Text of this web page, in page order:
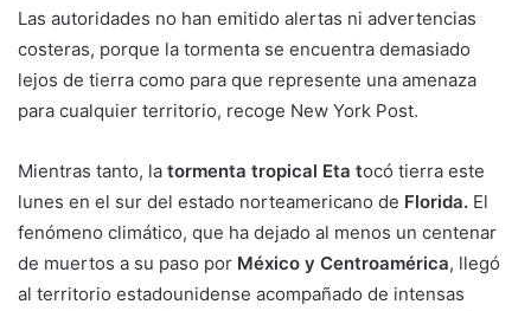
Las autoridades no han emitido alertas ni advertencias
costeras, porque la tormenta se encuentra demasiado
lejos de tierra como para que represente una amenaza
para cualquier territorio, recoge New York Post.
Mientras tanto, la tormenta tropical Eta tocó tierra este
lunes en el sur del estado norteamericano de Florida. El
fenómeno climático, que ha dejado al menos un centenar
de muertos a su paso por México y Centroamérica, llegó
al territorio estadounidense acompañado de intensas